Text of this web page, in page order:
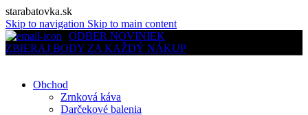
starabatovka.sk
Skip to navigation Skip to main content
ODBER NOVINIEK
ZBIERAJ BODY ZA KAŽDÝ NÁKUP
Obchod
Zrnková káva
Darčekové balenia